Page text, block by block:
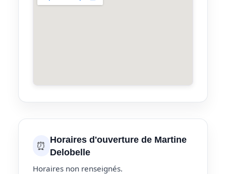
⏰ Horaires d'ouverture de Martine
Delobelle
Horaires non renseignés.